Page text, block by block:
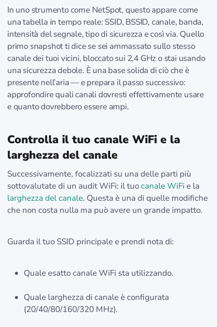
In uno strumento come NetSpot, questo appare come
una tabella in tempo reale: SSID, BSSID, canale, banda,
intensità del segnale, tipo di sicurezza e così via. Quello
primo snapshot ti dice se sei ammassato sullo stesso
canale dei tuoi vicini, bloccato sui 2,4 GHz o stai usando
una sicurezza debole. È una base solida di ciò che è
presente nell’aria — e prepara il passo successivo:
approfondire quali canali dovresti effettivamente usare
e quanto dovrebbero essere ampi.
Controlla il tuo canale WiFi e la
larghezza del canale
Successivamente, focalizzati su una delle parti più
sottovalutate di un audit WiFi: il tuocanale WiFi e la
larghezza del canale. Questa è una di quelle modifiche
che non costa nulla ma può avere un grande impatto.
Guarda il tuo SSID principale e prendi nota di:
Quale esatto canale WiFi sta utilizzando.
Quale larghezza di canale è configurata
(20/40/80/160/320 MHz).